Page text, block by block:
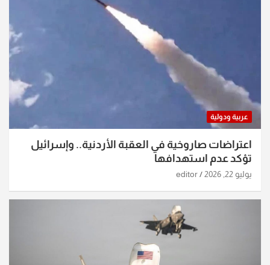
عربية ودولية
اعتراضات صاروخية في العقبة الأردنية.. وإسرائيل
تؤكد عدم استهدافها
يوليو 22, 2026 editor